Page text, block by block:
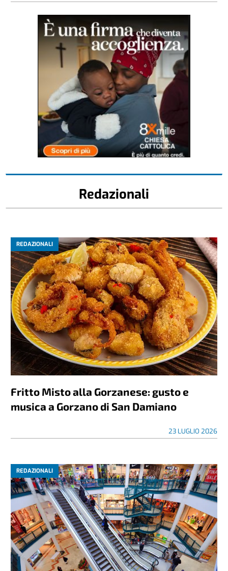
Redazionali
REDAZIONALI
Fritto Misto alla Gorzanese: gusto e
musica a Gorzano di San Damiano
23 LUGLIO 2026
REDAZIONALI